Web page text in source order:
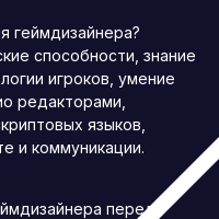
геймдизайнера?
способности, знание
игроков, умение
редакторами,
языков,
и коммуникации.
перед